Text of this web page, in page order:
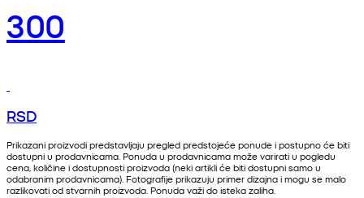
300
RSD
Prikazani proizvodi predstavljaju pregled predstojeće ponude i postupno će biti
dostupni u prodavnicama. Ponuda u prodavnicama može varirati u pogledu
cena, količine i dostupnosti proizvoda (neki artikli će biti dostupni samo u
odabranim prodavnicama). Fotografije prikazuju primer dizajna i mogu se malo
razlikovati od stvarnih proizvoda. Ponuda važi do isteka zaliha.